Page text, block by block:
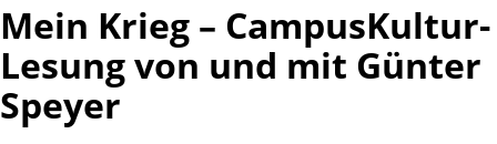
Mein Krieg – CampusKultur-
Lesung von und mit Günter
Speyer